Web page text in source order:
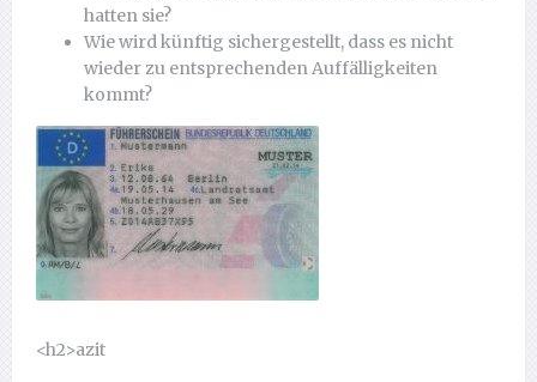
hatten sie?
Wie wird künftig sichergestellt, dass es nicht
wieder zu entsprechenden Auffälligkeiten
kommt?
<h2>azit